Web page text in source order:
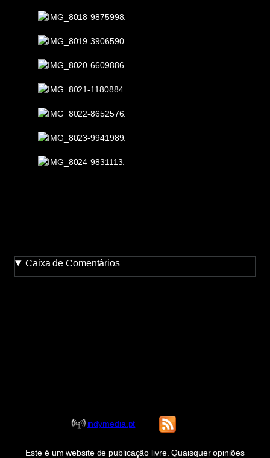
Caixa de Comentários
indymedia.pt
Este é um website de publicação livre. Quaisquer opiniões